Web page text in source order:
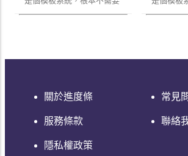
關於進度條
服務條款
隱私權政策
常見
聯絡